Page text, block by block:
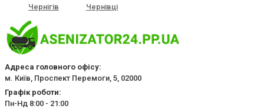
Чернігів Чернівці
Адреса головного офісу:
м. Київ, Проспект Перемоги, 5, 02000
Графік роботи:
Пн-Нд 8:00 - 21:00